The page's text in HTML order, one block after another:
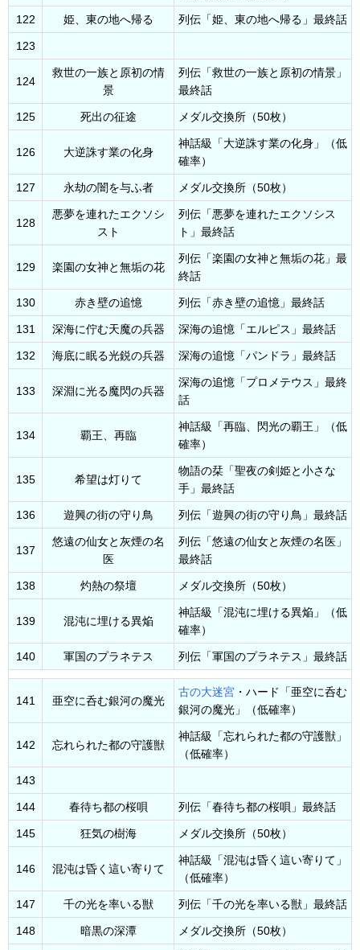
122 姫、東の地へ帰る 列伝「姫、東の地へ帰る」最終話
123
124
救世の一族と原初の情
景
列伝「救世の一族と原初の情景」
最終話
125 死出の征途 メダル交換所（50枚）
126 大逆誅す業の化身
神話級「大逆誅す業の化身」（低
確率）
127 永劫の闇を与ふ者 メダル交換所（50枚）
128
悪夢を連れたエクソシ
スト
列伝「悪夢を連れたエクソシス
ト」最終話
129 楽園の女神と無垢の花
列伝「楽園の女神と無垢の花」最
終話
130 赤き壁の追憶 列伝「赤き壁の追憶」最終話
131 深海に佇む天魔の兵器 深海の追憶「エルピス」最終話
132 海底に眠る光鋭の兵器 深海の追憶「パンドラ」最終話
133 深淵に光る魔閃の兵器
深海の追憶「プロメテウス」最終
話
134 覇王、再臨
神話級「再臨、閃光の覇王」（低
確率）
135 希望は灯りて
物語の栞「聖夜の剣姫と小さな
手」最終話
136 遊興の街の守り鳥 列伝「遊興の街の守り鳥」最終話
137
悠遠の仙女と灰煙の名
医
列伝「悠遠の仙女と灰煙の名医」
最終話
138 灼熱の祭壇 メダル交換所（50枚）
139 混沌に埋ける異焔
神話級「混沌に埋ける異焔」（低
確率）
140 軍国のプラネテス 列伝「軍国のプラネテス」最終話
141 亜空に呑む銀河の魔光
古の大迷宮 ・ハード「亜空に呑む
銀河の魔光」（低確率）
142 忘れられた都の守護獣
神話級「忘れられた都の守護獣」
（低確率）
143
144 春待ち都の桜唄 列伝「春待ち都の桜唄」最終話
145 狂気の樹海 メダル交換所（50枚）
146 混沌は昏く這い寄りて
神話級「混沌は昏く這い寄りて」
（低確率）
147 千の光を率いる獣 列伝「千の光を率いる獣」最終話
148 暗黒の深潭 メダル交換所（50枚）